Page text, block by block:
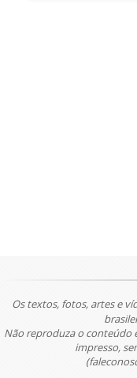
Os textos, fotos, artes e
Não reproduza o conteúdo
impresso,